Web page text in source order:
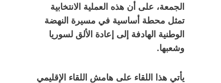
الجمعة، على أن هذه العملية الانتخابية
تمثل محطة أساسية في مسيرة النهضة
الوطنية الهادفة إلى إعادة الألق لسوريا
وشعبها.
يأتي هذا اللقاء على هامش اللقاء الإقليمي